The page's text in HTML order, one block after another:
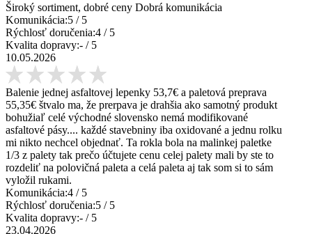
Široký sortiment, dobré ceny Dobrá komunikácia
Komunikácia:5 / 5
Rýchlosť doručenia:4 / 5
Kvalita dopravy:- / 5
10.05.2026
Balenie jednej asfaltovej lepenky 53,7€ a paletová preprava
55,35€ štvalo ma, že prerpava je drahšia ako samotný produkt
bohužiaľ celé východné slovensko nemá modifikované
asfaltové pásy.... každé stavebniny iba oxidované a jednu rolku
mi nikto nechcel objednať. Ta rokla bola na malinkej paletke
1/3 z palety tak prečo účtujete cenu celej palety mali by ste to
rozdeliť na polovičná paleta a celá paleta aj tak som si to sám
vyložil rukami.
Komunikácia:4 / 5
Rýchlosť doručenia:5 / 5
Kvalita dopravy:- / 5
23.04.2026